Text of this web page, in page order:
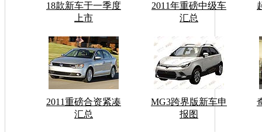
18款新车于一季度
上市
2011年重磅中级车
汇总
2011重磅合资紧凑
汇总
MG3跨界版新车申
报图